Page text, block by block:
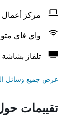
مركز أعمال
واي فاي
تلفاز
عرض جميع وسائل
تقييمات